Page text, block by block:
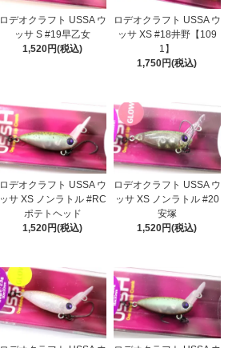
ロデオクラフト USSA ウ
ッサ S #19早乙女
1,520円(税込)
ロデオクラフト USSA ウ
ッサ XS #18井野【109
1】
1,750円(税込)
ロデオクラフト USSA ウ
ッサ XS ノンラトル #RC
ポテトヘッド
1,520円(税込)
ロデオクラフト USSA ウ
ッサ XS ノンラトル #20
安塚
1,520円(税込)